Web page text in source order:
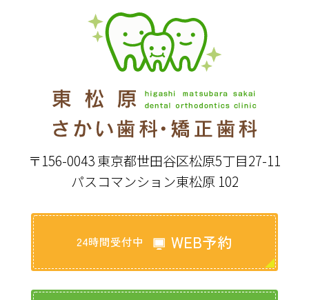
〒156-0043 東京都世田谷区松原5丁目27-11
パスコマンション東松原 102
24時間受付中 WEB予約